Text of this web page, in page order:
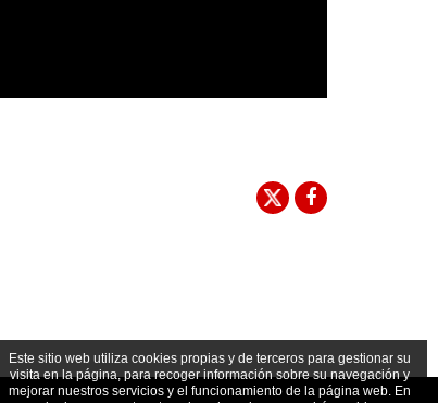
Este sitio web utiliza cookies propias y de terceros para gestionar su
visita en la página, para recoger información sobre su navegación y
mejorar nuestros servicios y el funcionamiento de la página web. En